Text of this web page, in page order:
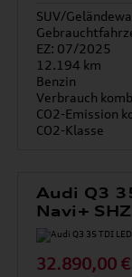
SUV/
EZ: 07/2025
12.194 km
Benzin
Verbrauch
CO2-Emission
CO2-Klasse
Audi Q3
Navi+
32.890,00 €